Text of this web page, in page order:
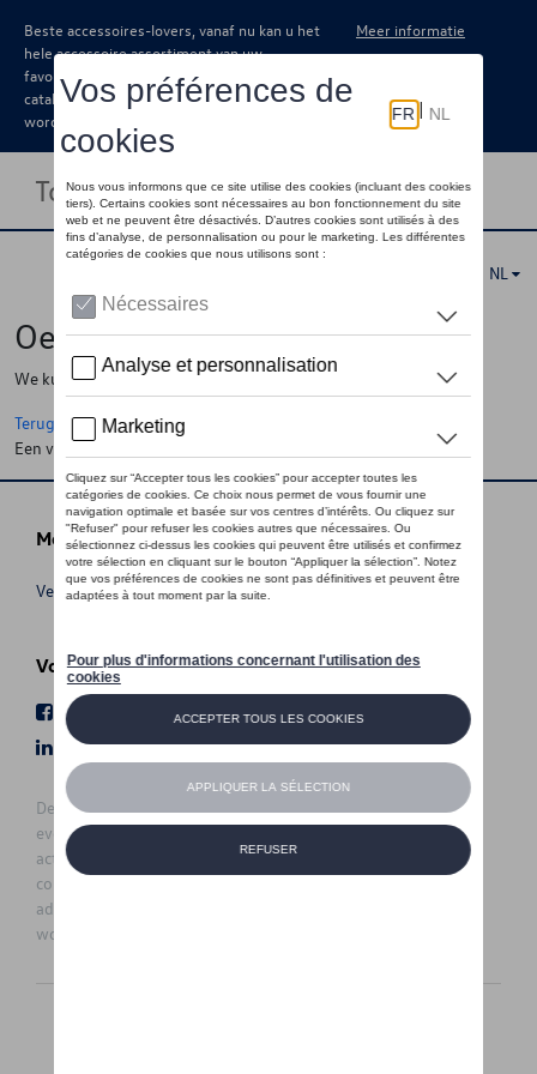
Beste accessoires-lovers, vanaf nu kan u het
hele accessoire assortiment van uw
favoriete merk terugvinden in de online
catalogus. Deze kunnen steeds besteld
worden via uw dealer.
Meer informatie
Toggle navigation
NL
Oeps !
We kunnen de pagina, de informatie die u zoekt niet vinden
Terug naar de startpagina
Een vraag ?
Meer info
Verkoopsvoorwaarden
Volg Ons
Facebook
Youtube
LinkedIn
Instagram
De prijzen op deze site zijn adviesprijzen (incl. btw), exclusief
eventuele installatiekosten. Voor meer informatie over de
actuele verkoopprijs en de eventuele installatiekosten kunt u
contact opnemen met uw concessiehouder / agent. De
adviesprijzen kunnen zonder voorafgaande kennisgeving
worden gewijzigd.